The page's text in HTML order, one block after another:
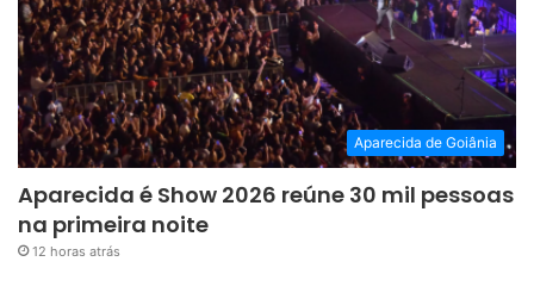
Aparecida de Goiânia
Aparecida é Show 2026 reúne 30 mil pessoas
na primeira noite
12 horas atrás